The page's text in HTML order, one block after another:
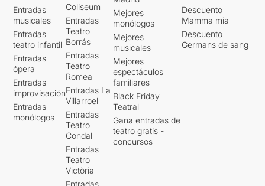
Entradas
musicales
Entradas
teatro infantil
Entradas
ópera
Entradas
improvisación
Entradas
monólogos
Coliseum
Entradas
Teatro
Borrás
Entradas
Teatro
Romea
Entradas La
Villarroel
Entradas
Teatro
Condal
Entradas
Teatro
Victòria
Entradas
Mejores
monólogos
Mejores
musicales
Mejores
espectáculos
familiares
Black Friday
Teatral
Gana entradas de
teatro gratis -
concursos
Descuento
Mamma mia
Descuento
Germans de sang